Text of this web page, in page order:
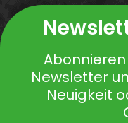
Newsletter
Neuigkeit